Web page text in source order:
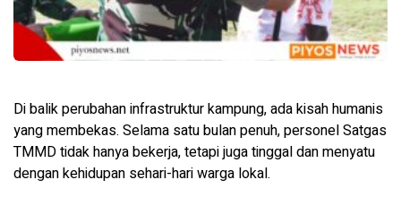
Di balik perubahan infrastruktur kampung, ada kisah humanis
yang membekas. Selama satu bulan penuh, personel Satgas
TMMD tidak hanya bekerja, tetapi juga tinggal dan menyatu
dengan kehidupan sehari-hari warga lokal.